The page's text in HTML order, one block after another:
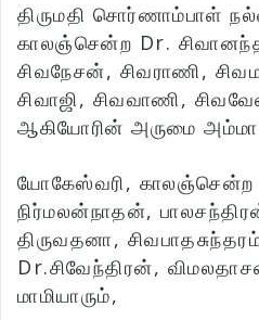
திருமதி சொர்ணாம்பாள்
காலஞ்சென்ற Dr.
சிவநேசன், சிவராணி,
சிவாஜி, சிவவாணி,
ஆகியோரின் அருமை
யோகேஸ்வரி, காலஞ்சென்ற
நிர்மலன்நாதன்,
திருவதனா,
Dr.சிவேந்திரன்,
மாமியாரும்,